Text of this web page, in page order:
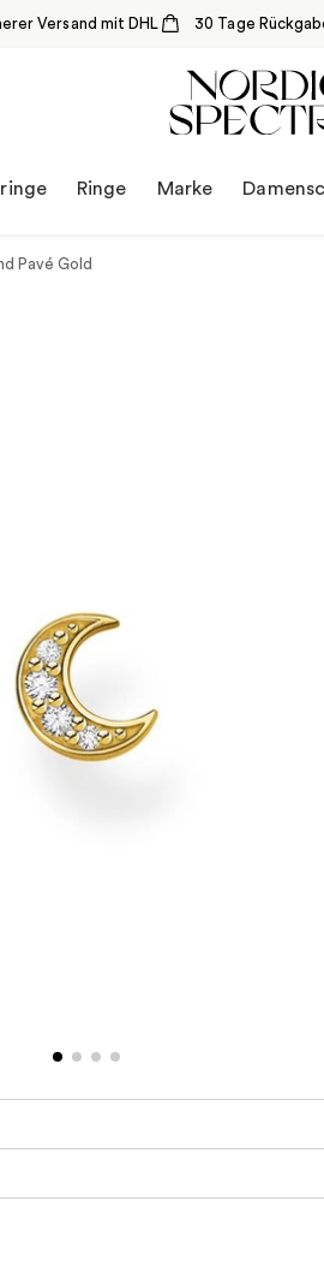
Versand mit DHL 30 Tage
Ringe Marke
Pavé Gold